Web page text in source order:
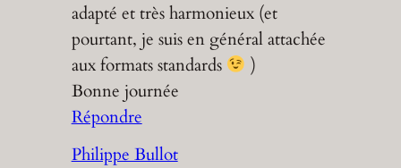
adapté et très harmonieux (et
pourtant, je suis en général attachée
aux formats standards
)
Bonne journée
Répondre
Philippe Bullot